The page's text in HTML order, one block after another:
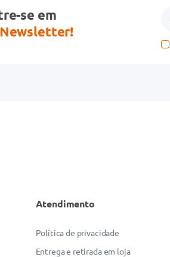
se em
Newsletter!
Atendimento
Política de privacidade
Entrega e retirada em loja